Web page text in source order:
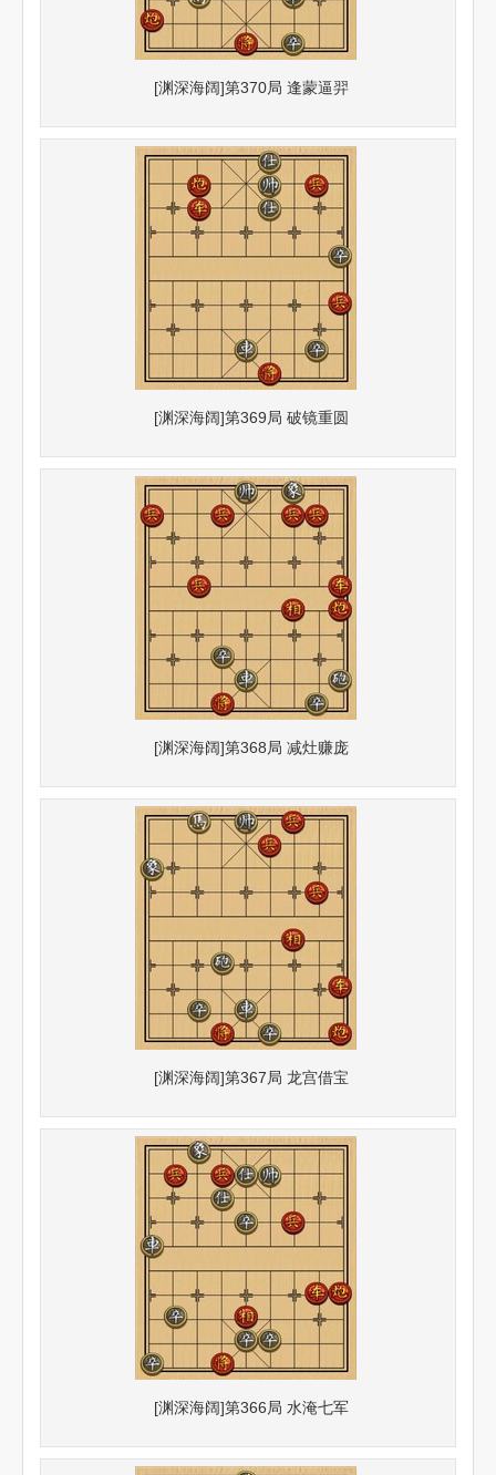
[渊深海阔]第370局 逢蒙逼羿
[渊深海阔]第369局 破镜重圆
[渊深海阔]第368局 减灶赚庞
[渊深海阔]第367局 龙宫借宝
[渊深海阔]第366局 水淹七军